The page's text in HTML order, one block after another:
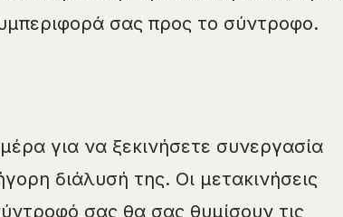
σας προς το σύντροφο.
για να ξεκινήσετε συνεργασία
διάλυσή της. Οι μετακινήσεις
σας θα σας θυμίσουν τις